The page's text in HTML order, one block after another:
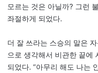
모르는 것은 아닐까? 그런
좌절하게 되었다.
더 잘 쓰라는 스승의 말은
으로 생각해서 비관한 끝에
되었다. “아무리 해도 나는